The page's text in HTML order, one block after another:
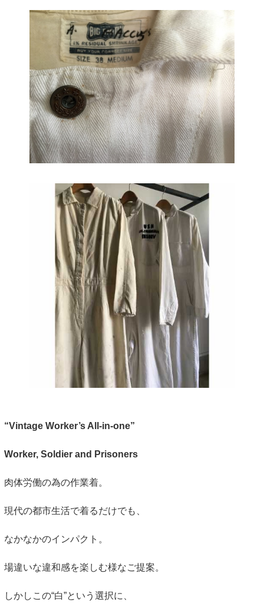
“Vintage Worker’s All-in-one”
Worker, Soldier and Prisoners
肉体労働の為の作業着。
現代の都市生活で着るだけでも、
なかなかのインパクト。
場違いな違和感を楽しむ様なご提案。
しかしこの“白”という選択に、